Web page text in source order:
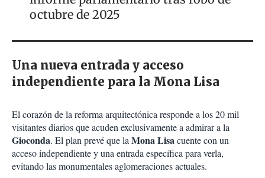
octubre de 2025
Una nueva entrada y acceso
independiente para la Mona Lisa
El corazón de la reforma arquitectónica responde a los 20 mil
visitantes diarios que acuden exclusivamente a admirar a la
Gioconda. El plan prevé que laMona Lisacuente con un
acceso independiente y una entrada específica para verla,
evitando las monumentales aglomeraciones actuales.